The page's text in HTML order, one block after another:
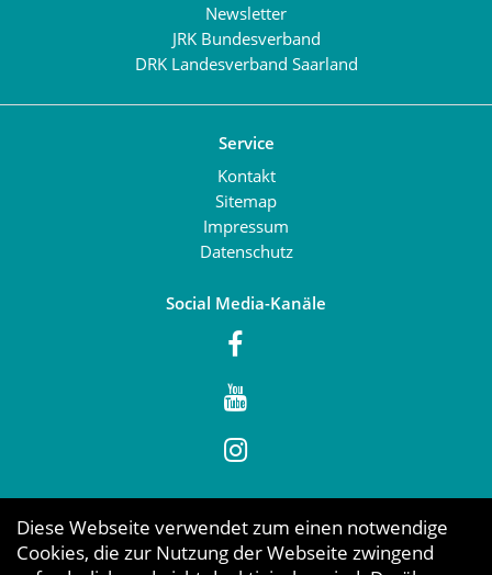
Newsletter
JRK Bundesverband
DRK Landesverband Saarland
Service
Kontakt
Sitemap
Impressum
Datenschutz
Social Media-Kanäle
Diese Webseite verwendet zum einen notwendige
Cookies, die zur Nutzung der Webseite zwingend